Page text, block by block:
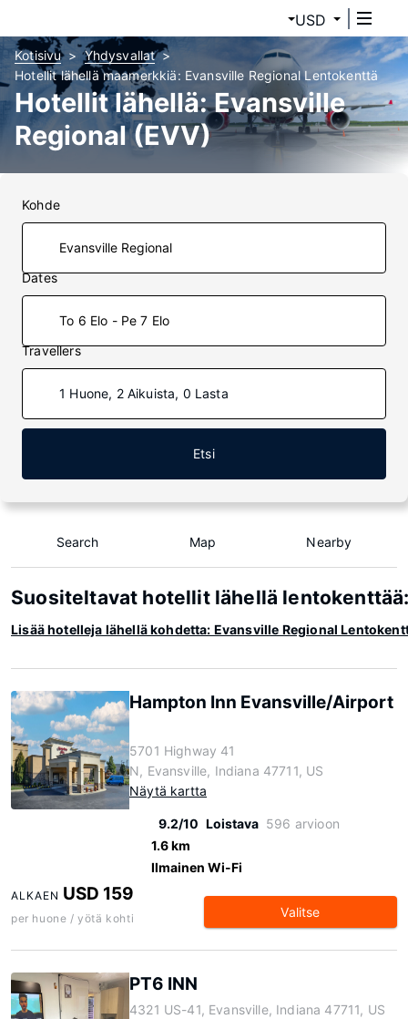
USD
Kotisivu
Yhdysvallat
Hotellit lähellä maamerkkiä: Evansville Regional Lentokenttä
Hotellit lähellä: Evansville
Regional (EVV)
Kohde
Dates
To 6 Elo - Pe 7 Elo
Travellers
1 Huone, 2 Aikuista, 0 Lasta
Etsi
Search Map Nearby
Suositeltavat hotellit lähellä
Lisää hotelleja lähellä kohdetta: Evansville Regional
Hampton Inn Evansville/Airport
5701 Highway 41
N, Evansville, Indiana 47711, US
Näytä kartta
9.2/10 Loistava 596 arvioon
1.6 km
Ilmainen Wi-Fi
ALKAEN USD 159
per huone / yötä kohti Valitse
PT6 INN
4321 US-41, Evansville, Indiana 47711, US